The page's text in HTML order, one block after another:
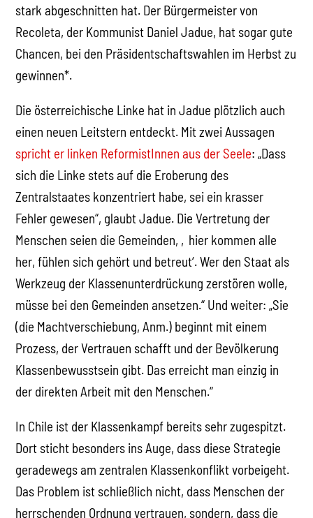
stark abgeschnitten hat. Der Bürgermeister von
Recoleta, der Kommunist Daniel Jadue, hat sogar gute
Chancen, bei den Präsidentschaftswahlen im Herbst zu
gewinnen*.
Die österreichische Linke hat in Jadue plötzlich auch
einen neuen Leitstern entdeckt. Mit zwei Aussagen
spricht er linken ReformistInnen aus der Seele: „Dass
sich die Linke stets auf die Eroberung des
Zentralstaates konzentriert habe, sei ein krasser
Fehler gewesen“, glaubt Jadue. Die Vertretung der
Menschen seien die Gemeinden, ‚hier kommen alle
her, fühlen sich gehört und betreut‘. Wer den Staat als
Werkzeug der Klassenunterdrückung zerstören wolle,
müsse bei den Gemeinden ansetzen.“ Und weiter: „Sie
(die Machtverschiebung, Anm.) beginnt mit einem
Prozess, der Vertrauen schafft und der Bevölkerung
Klassenbewusstsein gibt. Das erreicht man einzig in
der direkten Arbeit mit den Menschen.“
In Chile ist der Klassenkampf bereits sehr zugespitzt.
Dort sticht besonders ins Auge, dass diese Strategie
geradewegs am zentralen Klassenkonflikt vorbeigeht.
Das Problem ist schließlich nicht, dass Menschen der
herrschenden Ordnung vertrauen, sondern, dass die